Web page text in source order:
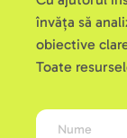
învăța să
obiective
Toate